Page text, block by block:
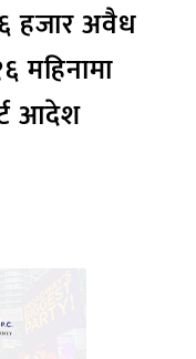
हजार अवैध
महिनामा
आदेश